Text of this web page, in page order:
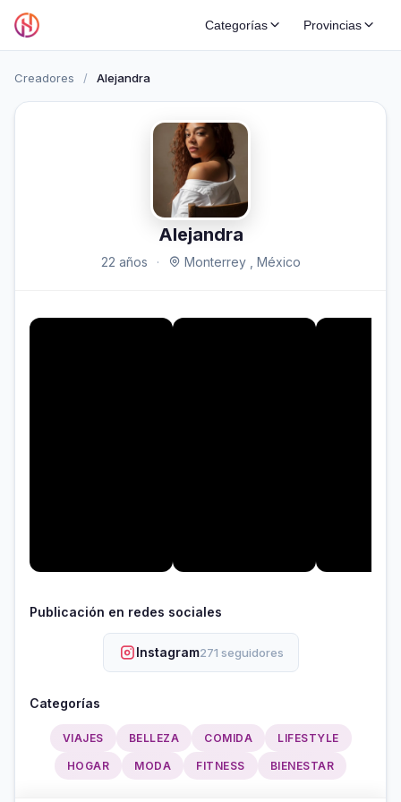
Categorías Provincias
Creadores / Alejandra
Alejandra
22 años · Monterrey , México
Publicación en redes sociales
Instagram271 seguidores
Categorías
VIAJES BELLEZA COMIDA LIFESTYLE
HOGAR MODA FITNESS BIENESTAR